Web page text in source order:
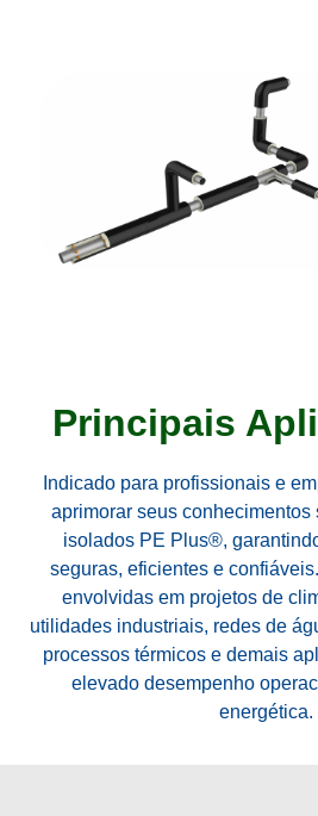
Principais
Indicado para profissionais e
aprimorar seus conhecimentos
isolados PE Plus®,
seguras, eficientes e
envolvidas em projetos de
utilidades industriais, redes de
processos térmicos e demais
elevado desempenho
energética.